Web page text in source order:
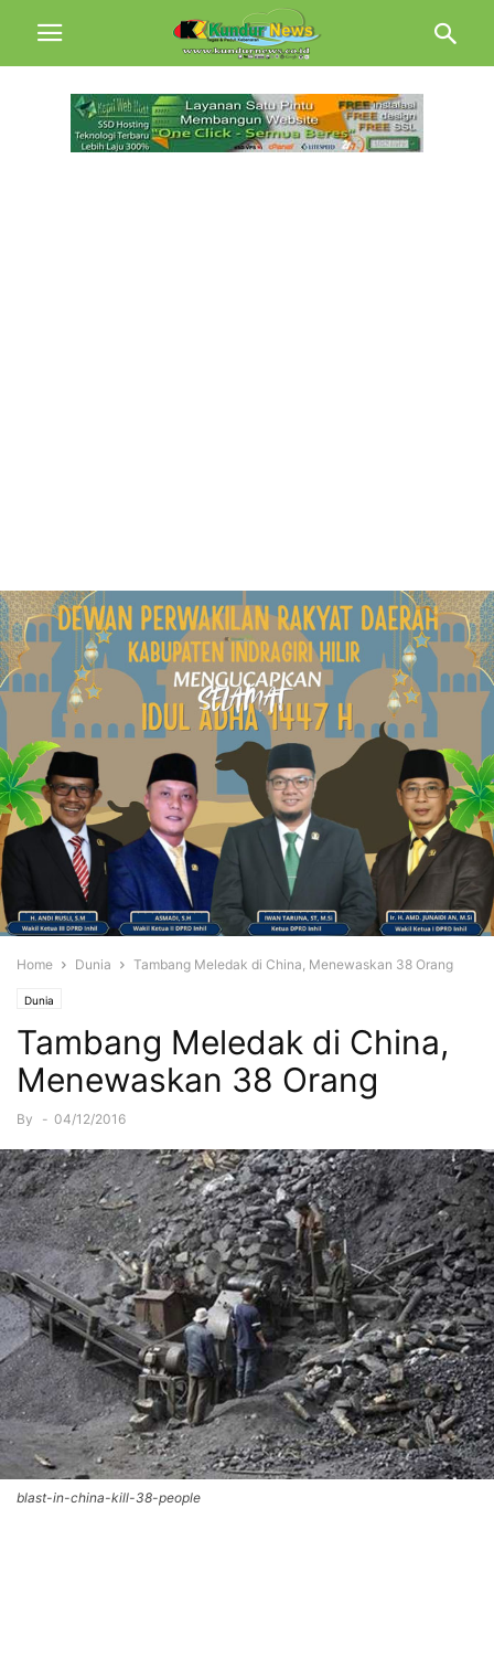
Home Dunia Tambang Meledak di China, Menewaskan 38 Orang
Dunia
Tambang Meledak di China,
Menewaskan 38 Orang
By - 04/12/2016
blast-in-china-kill-38-people